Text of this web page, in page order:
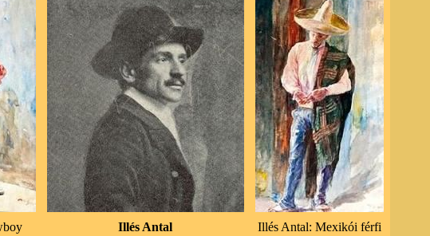
Illés Antal Illés Antal: Mexikói férfi